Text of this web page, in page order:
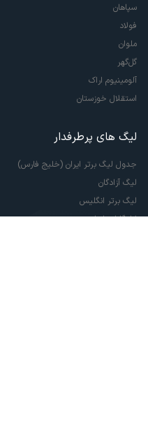
سپاهان
فولاد
ملوان
گل‌گهر
آلومینیوم اراک
استقلال خوزستان
لیگ های پرطرفدار
جدول لیگ برتر ایران (خلیج فارس)
لیگ آزادگان
لیگ برتر انگلیس
لالیگا اسپانیا